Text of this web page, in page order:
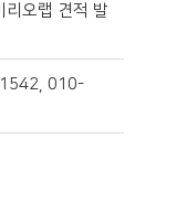
오랩 견적 발
010-